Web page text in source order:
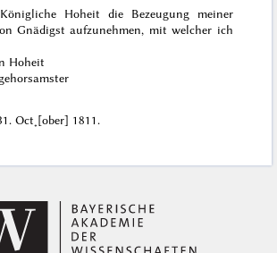
Hoheit die Bezeugung meiner
Gnädigst aufzunehmen, mit welcher ich
Hoheit
Oct˖[ober] 1811.